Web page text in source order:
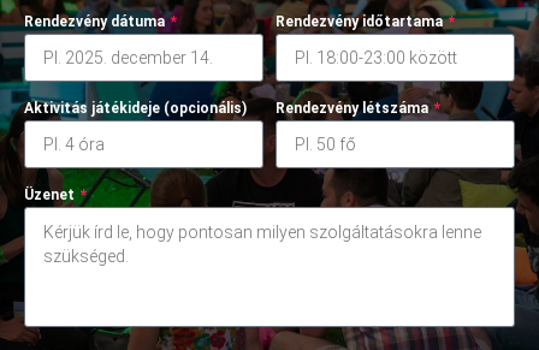
Rendezvény dátuma * Rendezvény időtartama *
Aktivitás játékideje (opcionális) Rendezvény létszáma *
Üzenet *